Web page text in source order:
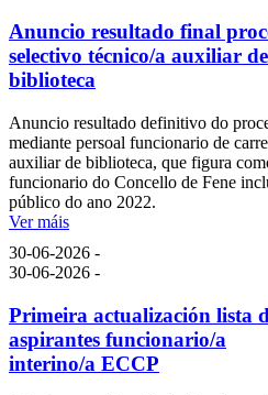
Anuncio resultado final
selectivo técnico/a auxiliar de
biblioteca
Anuncio resultado definitivo do
mediante persoal funcionario de
auxiliar de biblioteca, que figura
funcionario do Concello de Fene
público do ano 2022.
Ver máis
30-06-2026 -
30-06-2026 -
Primeira actualización lista
aspirantes funcionario/a
interino/a ECCP